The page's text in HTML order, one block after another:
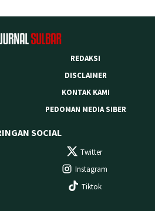
REDAKSI
DISCLAIMER
KONTAK KAMI
PEDOMAN MEDIA SIBER
SOCIAL
Twitter
Instagram
Tiktok